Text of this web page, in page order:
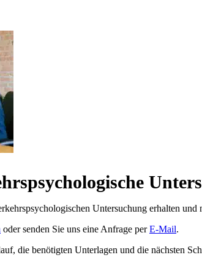
Untersuchung erhalten und
oder senden Sie uns eine Anfrage perE-Mail.
die benötigten Unterlagen und die nächsten